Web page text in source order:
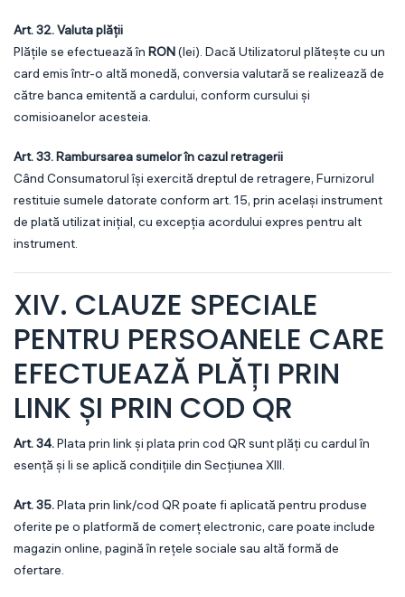
Art. 32. Valuta plății
Plățile se efectuează în RON(lei). Dacă Utilizatorul plătește cu un
card emis într-o altă monedă, conversia valutară se realizează de
către banca emitentă a cardului, conform cursului și
comisioanelor acesteia.
Art. 33. Rambursarea sumelor în cazul retragerii
Când Consumatorul își exercită dreptul de retragere, Furnizorul
restituie sumele datorate conform art. 15, prin același instrument
de plată utilizat inițial, cu excepția acordului expres pentru alt
instrument.
XIV. CLAUZE SPECIALE
PENTRU PERSOANELE CARE
EFECTUEAZĂ PLĂȚI PRIN
LINK ȘI PRIN COD QR
Art. 34.Plata prin link și plata prin cod QR sunt plăți cu cardul în
esență și li se aplică condițiile din Secțiunea XIII.
Art. 35.Plata prin link/cod QR poate fi aplicată pentru produse
oferite pe o platformă de comerț electronic, care poate include
magazin online, pagină în rețele sociale sau altă formă de
ofertare.